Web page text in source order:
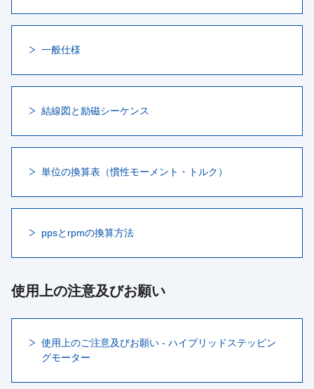
一般仕様
結線図と励磁シーケンス
単位の換算表（慣性モーメント・トルク）
ppsとrpmの換算方法
使用上の注意及びお願い
使用上のご注意及びお願い - ハイブリッドステッピン
グモーター